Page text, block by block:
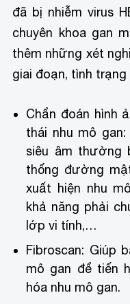
đã bị nhiễm virus
chuyên khoa gan
thêm những xét
giai đoạn, tình
Chẩn đoán hình
thái nhu mô
siêu âm thường
thống đường
xuất hiện nhu
khả năng phải
lớp vi tính,…
Fibroscan: Giúp
mô gan để tiến
hóa nhu mô gan.